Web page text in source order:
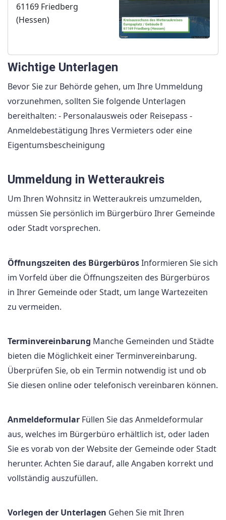
61169 Friedberg
(Hessen)
Wichtige Unterlagen
Bevor Sie zur Behörde gehen, um Ihre Ummeldung
vorzunehmen, sollten Sie folgende Unterlagen
bereithalten: - Personalausweis oder Reisepass -
Anmeldebestätigung Ihres Vermieters oder eine
Eigentumsbescheinigung
Ummeldung in Wetteraukreis
Um Ihren Wohnsitz in Wetteraukreis umzumelden,
müssen Sie persönlich im Bürgerbüro Ihrer Gemeinde
oder Stadt vorsprechen.
Öffnungszeiten des BürgerbürosInformieren Sie sich
im Vorfeld über die Öffnungszeiten des Bürgerbüros
in Ihrer Gemeinde oder Stadt, um lange Wartezeiten
zu vermeiden.
Terminvereinbarung Manche Gemeinden und Städte
bieten die Möglichkeit einer Terminvereinbarung.
Überprüfen Sie, ob ein Termin notwendig ist und ob
Sie diesen online oder telefonisch vereinbaren können.
Anmeldeformular Füllen Sie das Anmeldeformular
aus, welches im Bürgerbüro erhältlich ist, oder laden
Sie es vorab von der Website der Gemeinde oder Stadt
herunter. Achten Sie darauf, alle Angaben korrekt und
vollständig auszufüllen.
Vorlegen der Unterlagen Gehen Sie mit Ihren